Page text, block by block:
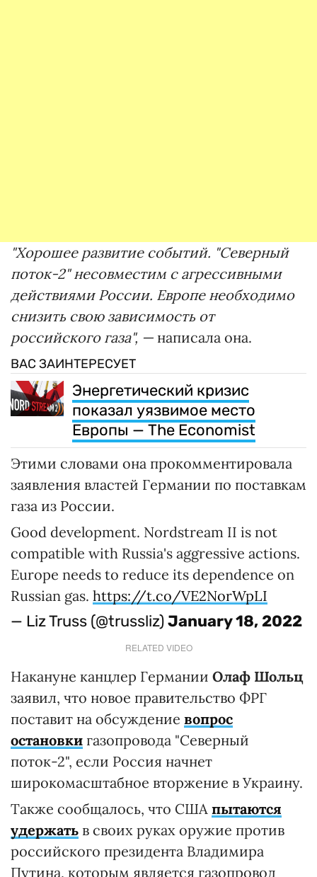
"Хорошее развитие событий. "Северный
поток-2" несовместим с агрессивными
действиями России. Европе необходимо
снизить свою зависимость от
российского газа", — написала она.
ВАС ЗАИНТЕРЕСУЕТ
Энергетический кризис
показал уязвимое место
Европы — The Economist
Этими словами она прокомментировала
заявления властей Германии по поставкам
газа из России.
Good development. Nordstream II is not
compatible with Russia's aggressive actions.
Europe needs to reduce its dependence on
Russian gas. https://t.co/VE2NorWpLI
— Liz Truss (@trussliz)January 18, 2022
RELATED VIDEO
Накануне канцлер Германии Олаф Шольц
заявил, что новое правительство ФРГ
поставит на обсуждение вопрос
остановки газопровода "Северный
поток-2", если Россия начнет
широкомасштабное вторжение в Украину.
Также сообщалось, что США пытаются
удержать в своих руках оружие против
российского президента Владимира
Путина, которым является газопровод